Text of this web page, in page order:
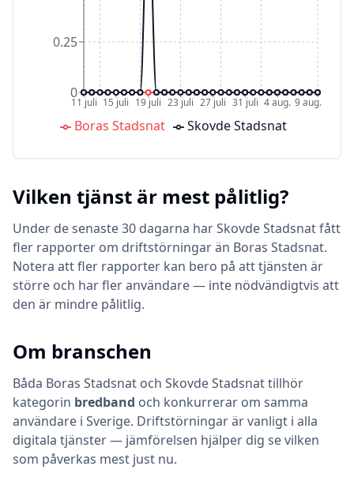
11 juli 15 juli 19 juli 23 juli 27 juli 31 juli 4 aug. 9 aug.
0
0.25
Boras Stadsnat Skovde Stadsnat
Vilken tjänst är mest pålitlig?
Under de senaste 30 dagarna har Skovde Stadsnat fått
fler rapporter om driftstörningar än Boras Stadsnat.
Notera att fler rapporter kan bero på att tjänsten är
större och har fler användare — inte nödvändigtvis att
den är mindre pålitlig.
Om branschen
Båda Boras Stadsnat och Skovde Stadsnattillhör
kategorin bredband och konkurrerar om samma
användare i Sverige. Driftstörningar är vanligt i alla
digitala tjänster — jämförelsen hjälper dig se vilken
som påverkas mest just nu.